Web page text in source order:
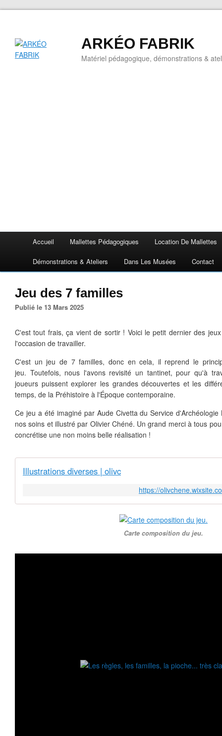
ARKÉO FABRIK
Matériel pédagogique, démonstrations &
Accueil Mallettes Pédagogiques Location De Mallettes
Démonstrations & Ateliers Dans Les Musées Contact
Jeu des 7 familles
Publié le 13 Mars 2025
C'est tout frais, ça vient de sortir ! Voici le petit dernier des
l'occasion de travailler.
C'est un jeu de 7 familles, donc en cela, il reprend le
jeu. Toutefois, nous l'avons revisité un tantinet, pour qu'à
joueurs puissent explorer les grandes découvertes et les
temps, de la Préhistoire à l'Époque contemporaine.
Ce jeu a été imaginé par Aude Civetta du Service
nos soins et illustré par Olivier Chéné. Un grand merci à tous
concrétise une non moins belle réalisation !
Illustrations diverses | olivc
https://
Carte composition du jeu.